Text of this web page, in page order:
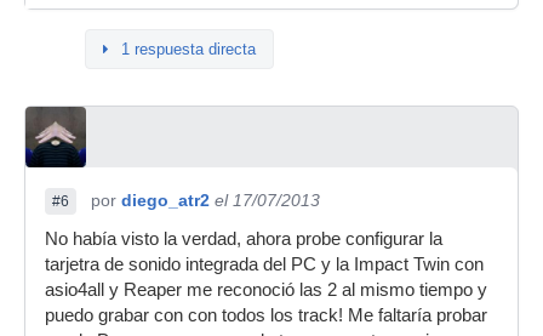
1 respuesta directa
#6 por diego_atr2 el 17/07/2013
No había visto la verdad, ahora probe configurar la
tarjetra de sonido integrada del PC y la Impact Twin con
asio4all y Reaper me reconoció las 2 al mismo tiempo y
puedo grabar con con todos los track! Me faltaría probar